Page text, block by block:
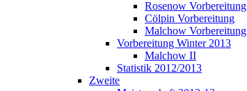
Rosenow Vorbereitung
Cölpin Vorbereitung
Malchow Vorbereitung
Vorbereitung Winter 2013
Malchow II
Statistik 2012/2013
Zweite